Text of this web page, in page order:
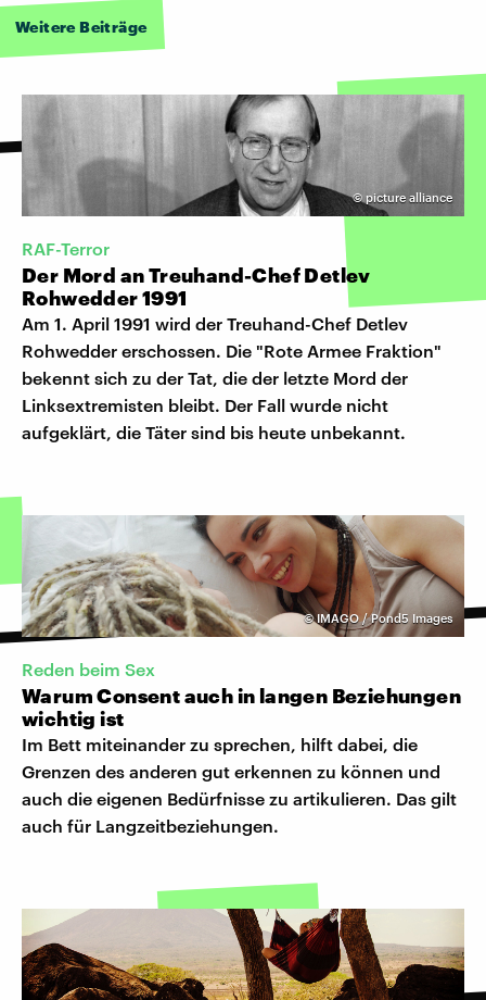
Weitere Beiträge
© picture alliance
RAF-Terror
Der Mord an Treuhand-Chef Detlev
Rohwedder 1991
Am 1. April 1991 wird der Treuhand-Chef Detlev
Rohwedder erschossen. Die "Rote Armee Fraktion"
bekennt sich zu der Tat, die der letzte Mord der
Linksextremisten bleibt. Der Fall wurde nicht
aufgeklärt, die Täter sind bis heute unbekannt.
©IMAGO / Pond5 Images
Reden beim Sex
Warum Consent auch in langen Beziehungen
wichtig ist
Im Bett miteinander zu sprechen, hilft dabei, die
Grenzen des anderen gut erkennen zu können und
auch die eigenen Bedürfnisse zu artikulieren. Das gilt
auch für Langzeitbeziehungen.